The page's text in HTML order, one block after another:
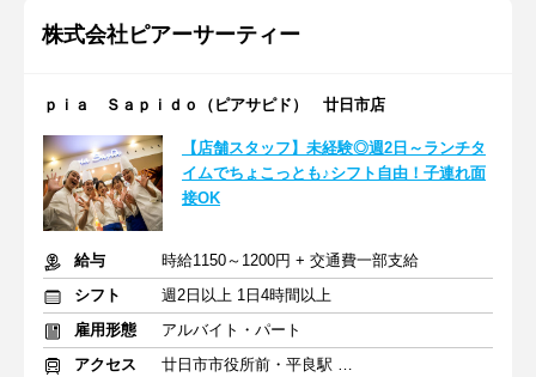
株式会社ピアーサーティー
ｐｉａ Ｓａｐｉｄｏ（ピアサピド） 廿日市店
【店舗スタッフ】未経験◎週2日～ランチタ
イムでちょこっとも♪シフト自由！子連れ面
接OK
給与
時給1150～1200円 + 交通費一部支給
シフト
週2日以上 1日4時間以上
雇用形態
アルバイト・パート
アクセス
廿日市市役所前・平良駅 徒歩13分